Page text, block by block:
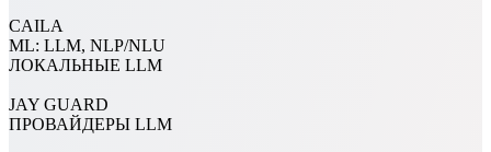
CAILA
ML: LLM, NLP/NLU
ЛОКАЛЬНЫЕ LLM
JAY GUARD
ПРОВАЙДЕРЫ LLM